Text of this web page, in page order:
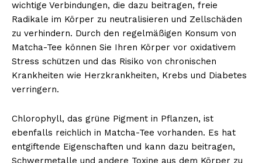
NEWSLETTER ABONNIEREN
Inhalte
wichtige Verbindungen, die dazu beitragen, freie
Radikale im Körper zu neutralisieren und Zellschäden
zu verhindern. Durch den regelmäßigen Konsum von
Matcha-Tee können Sie Ihren Körper vor oxidativem
Stress schützen und das Risiko von chronischen
Krankheiten wie Herzkrankheiten, Krebs und Diabetes
verringern.
Chlorophyll, das grüne Pigment in Pflanzen, ist
ebenfalls reichlich in Matcha-Tee vorhanden. Es hat
entgiftende Eigenschaften und kann dazu beitragen,
Schwermetalle und andere Toxine aus dem Körper zu